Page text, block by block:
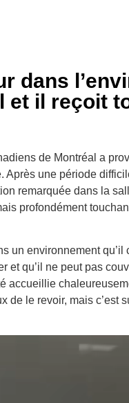
dans
et il reçoit
de Montréal a
Après une période
remarquée dans la
profondément
un environnement
et qu’il ne peut pas
accueillie
de le revoir, mais c’est